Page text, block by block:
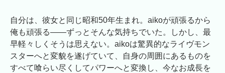
自分は、彼女と同じ昭和50年生まれ。aikoが頑張るから
俺も頑張る――ずっとそんな気持ちでいた。しかし、最
早軽々しくそうは思えない。aikoは驚異的なライヴモン
スターへと変貌を遂げていて、自身の周囲にあるものを
すべて喰らい尽くしてパワーへと変換し、今なお成長を